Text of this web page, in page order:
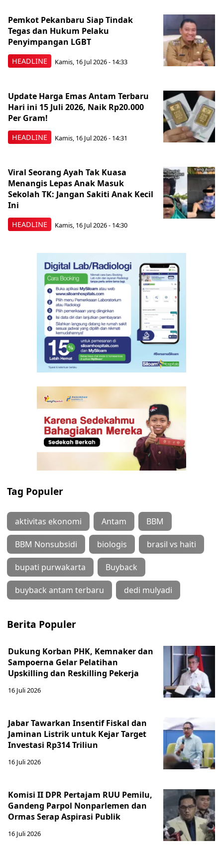
HEADLINE
Pemkot Pekanbaru Siap Tindak
Tegas dan Hukum Pelaku
Penyimpangan LGBT
Kamis, 16 Jul 2026 - 14:33
HEADLINE
Update Harga Emas Antam Terbaru
Hari ini 15 Juli 2026, Naik Rp20.000
Per Gram!
Kamis, 16 Jul 2026 - 14:31
HEADLINE
Viral Seorang Ayah Tak Kuasa
Menangis Lepas Anak Masuk
Sekolah TK: Jangan Sakiti Anak Kecil
Ini
Kamis, 16 Jul 2026 - 14:30
Tag Populer
aktivitas ekonomi Antam BBM
BBM Nonsubsidi biologis brasil vs haiti
bupati purwakarta Buyback
buyback antam terbaru dedi mulyadi
Berita Populer
Dukung Korban PHK, Kemnaker dan
Sampoerna Gelar Pelatihan
Upskilling dan Reskilling Pekerja
16 Juli 2026
Jabar Tawarkan Insentif Fiskal dan
Jaminan Listrik untuk Kejar Target
Investasi Rp314 Triliun
16 Juli 2026
Komisi II DPR Pertajam RUU Pemilu,
Gandeng Parpol Nonparlemen dan
Ormas Serap Aspirasi Publik
16 Juli 2026